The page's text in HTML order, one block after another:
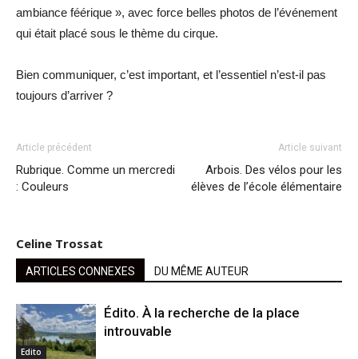
ambiance féérique », avec force belles photos de l’événement
qui était placé sous le thème du cirque.
Bien communiquer, c’est important, et l’essentiel n’est-il pas
toujours d’arriver ?
Article précédent
Rubrique. Comme un mercredi
: Couleurs
Article suivant
Arbois. Des vélos pour les
élèves de l’école élémentaire
Celine Trossat
ARTICLES CONNEXES DU MÊME AUTEUR
Edito
Édito. À la recherche de la place
introuvable